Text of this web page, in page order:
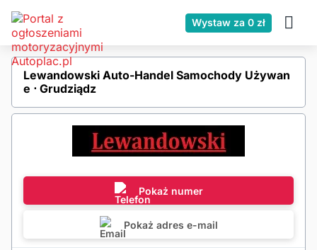
Wystaw za 0 zł
Lewandowski Auto-Handel Samochody Używan
e ⋅ Grudziądz
Pokaż numer
Pokaż adres e-mail